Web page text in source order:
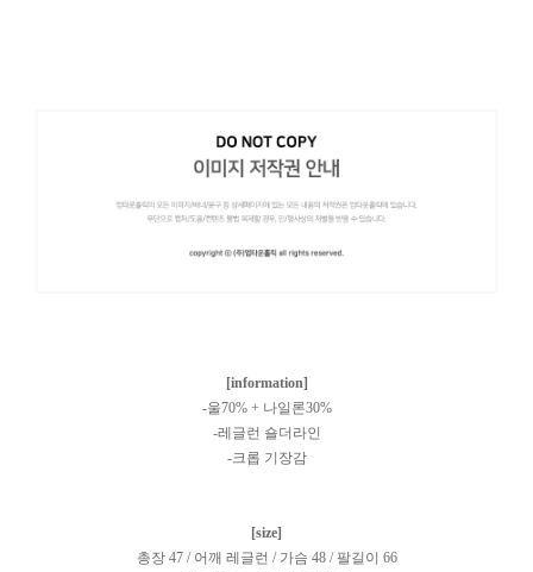
[information]
-울70% + 나일론30%
-레글런 숄더라인
-크롭 기장감
[size]
총장 47 / 어깨 레글런 / 가슴 48 / 팔길이 66